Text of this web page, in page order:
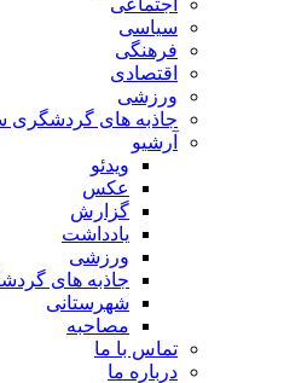
سیاسی
فرهنگی
اقتصادی
ورزشی
جاذبه های گردشگری
آرشیو
ویدئو
عکس
گزارش
یادداشت
ورزشی
جاذبه های
شهرستانی
مصاحبه
تماس با ما
درباره ما